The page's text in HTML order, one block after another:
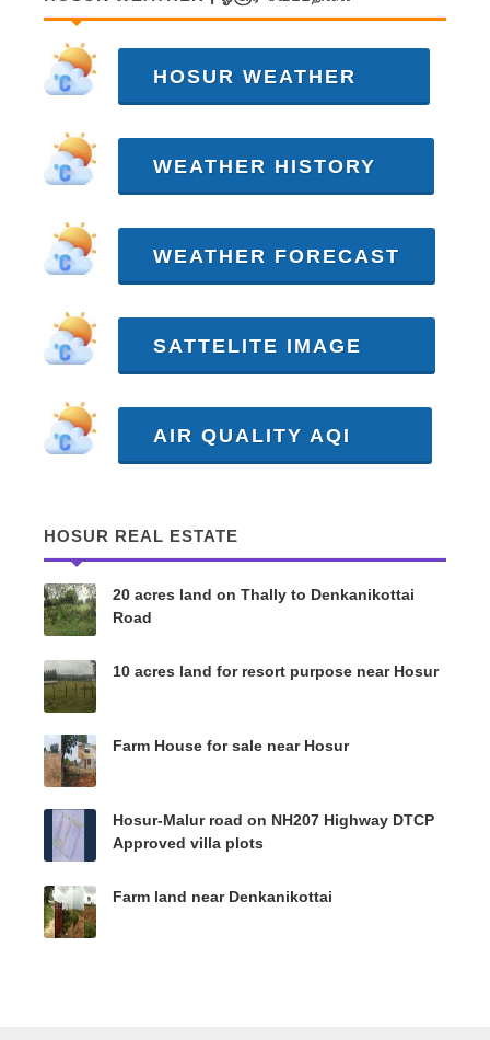
HOSUR WEATHER
WEATHER HISTORY
WEATHER FORECAST
SATTELITE IMAGE
AIR QUALITY AQI
HOSUR REAL ESTATE
20 acres land on Thally to Denkanikottai
Road
10 acres land for resort purpose near Hosur
Farm House for sale near Hosur
Hosur-Malur road on NH207 Highway DTCP
Approved villa plots
Farm land near Denkanikottai